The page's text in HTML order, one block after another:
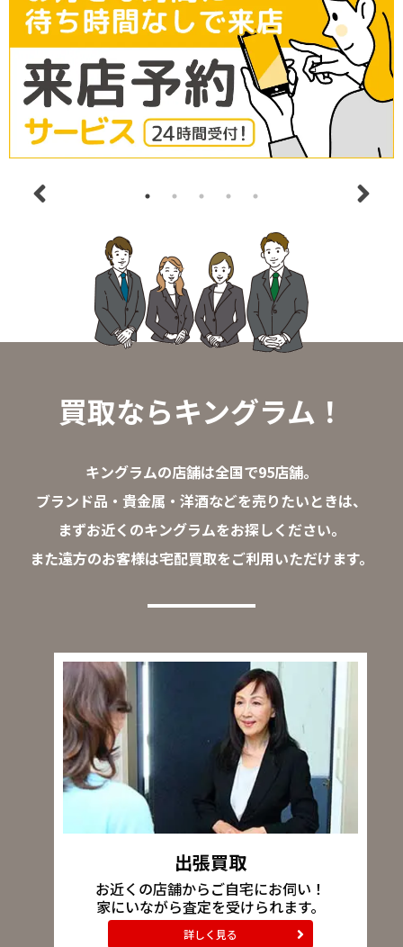
買取ならキングラム！
キングラムの店舗は全国で95店舗。
ブランド品・貴金属・洋酒などを売りたいときは、
まずお近くのキングラムをお探しください。
また遠方のお客様は宅配買取をご利用いただけます。
出張買取
お近くの店舗からご自宅にお伺い！
家にいながら査定を受けられます。
詳しく見る